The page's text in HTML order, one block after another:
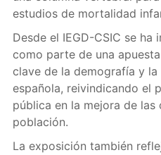
estudios de mortalidad
Desde el IEGD-CSIC se ha
como parte de una
clave de la demografía y
española, reivindicando el
pública en la mejora de
población.
La exposición también